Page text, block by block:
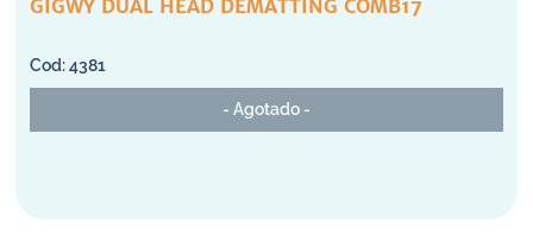
GIGWY DUAL HEAD DEMATTING COMB17
4381
- Agotado -